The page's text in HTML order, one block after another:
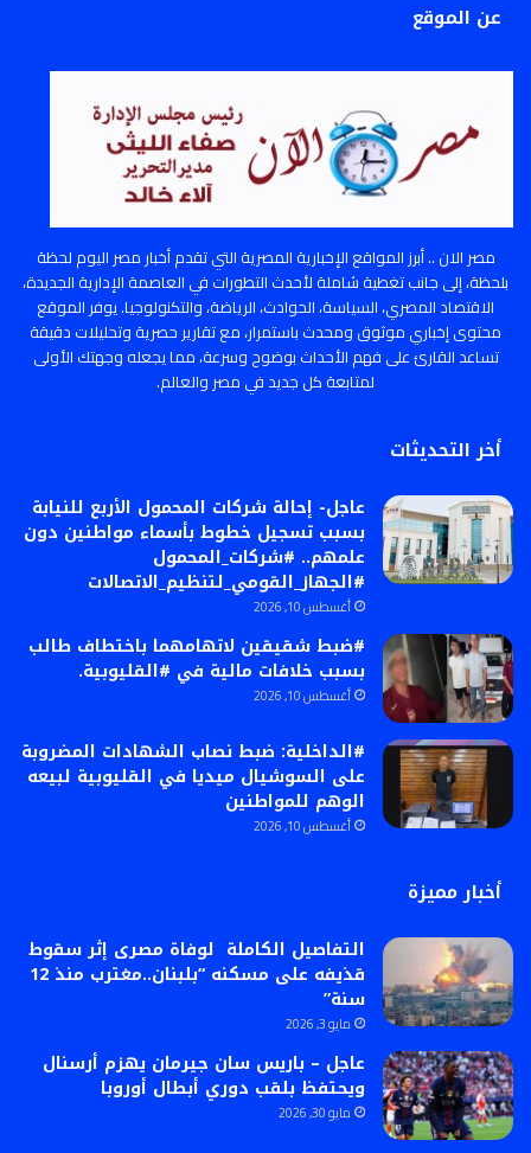
عن الموقع
مصر الان .. أبرز المواقع الإخبارية المصرية التي تقدم أخبار مصر اليوم لحظة
بلحظة، إلى جانب تغطية شاملة لأحدث التطورات في العاصمة الإدارية الجديدة،
الاقتصاد المصري، السياسة، الحوادث، الرياضة، والتكنولوجيا. يوفر الموقع
محتوى إخباري موثوق ومحدث باستمرار، مع تقارير حصرية وتحليلات دقيقة
تساعد القارئ على فهم الأحداث بوضوح وسرعة، مما يجعله وجهتك الأولى
لمتابعة كل جديد في مصر والعالم.
أخر التحديثات
عاجل- إحالة شركات المحمول الأربع للنيابة
بسبب تسجيل خطوط بأسماء مواطنين دون
علمهم.. #شركات_المحمول
#الجهاز_القومي_لتنظيم_الاتصالات
أغسطس 10, 2026
#ضبط شقيقين لاتهامهما باختطاف طالب
بسبب خلافات مالية في #القليوبية.
أغسطس 10, 2026
#الداخلية: ضبط نصاب الشهادات المضروبة
على السوشيال ميديا في القليوبية لبيعه
الوهم للمواطنين
أغسطس 10, 2026
أخبار مميزة
التفاصيل الكاملة لوفاة مصرى إثر سقوط
قذيفه على مسكنه “بلبنان..مغترب منذ 12
سنة”
مايو 3, 2026
عاجل – باريس سان جيرمان يهزم أرسنال
ويحتفظ بلقب دوري أبطال أوروبا
مايو 30, 2026